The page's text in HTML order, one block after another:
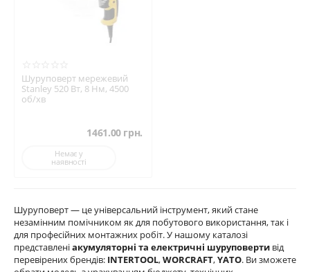
Шуруповерт мережевий
Stanley 520 Вт, 8 Нм, 4500
об/хв
1461.00 грн.
Немає у
наявності
Шуруповерт — це універсальний інструмент, який стане
незамінним помічником як для побутового використання, так і
для професійних монтажних робіт. У нашому каталозі
представленіакумуляторні та електричні шуруповерти від
перевірених брендів: INTERTOOL,WORCRAFT,YATO. Ви зможете